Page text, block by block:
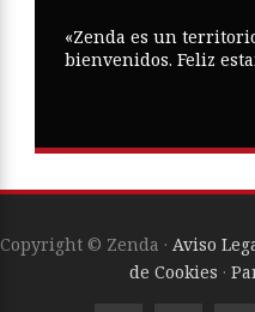
«Zenda es un
bienvenidos. Feliz
Copyright © Zenda · Aviso
de Cookies ·